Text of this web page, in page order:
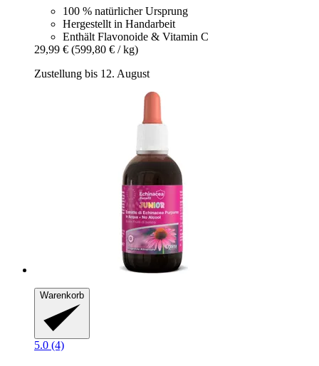
100 % natürlicher Ursprung
Hergestellt in Handarbeit
Enthält Flavonoide & Vitamin C
29,99 € (599,80 € / kg)
Zustellung bis 12. August
Warenkorb
5.0 (4)